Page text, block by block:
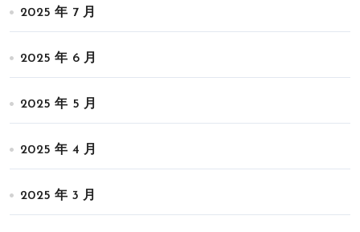
2025 年 7 月
2025 年 6 月
2025 年 5 月
2025 年 4 月
2025 年 3 月